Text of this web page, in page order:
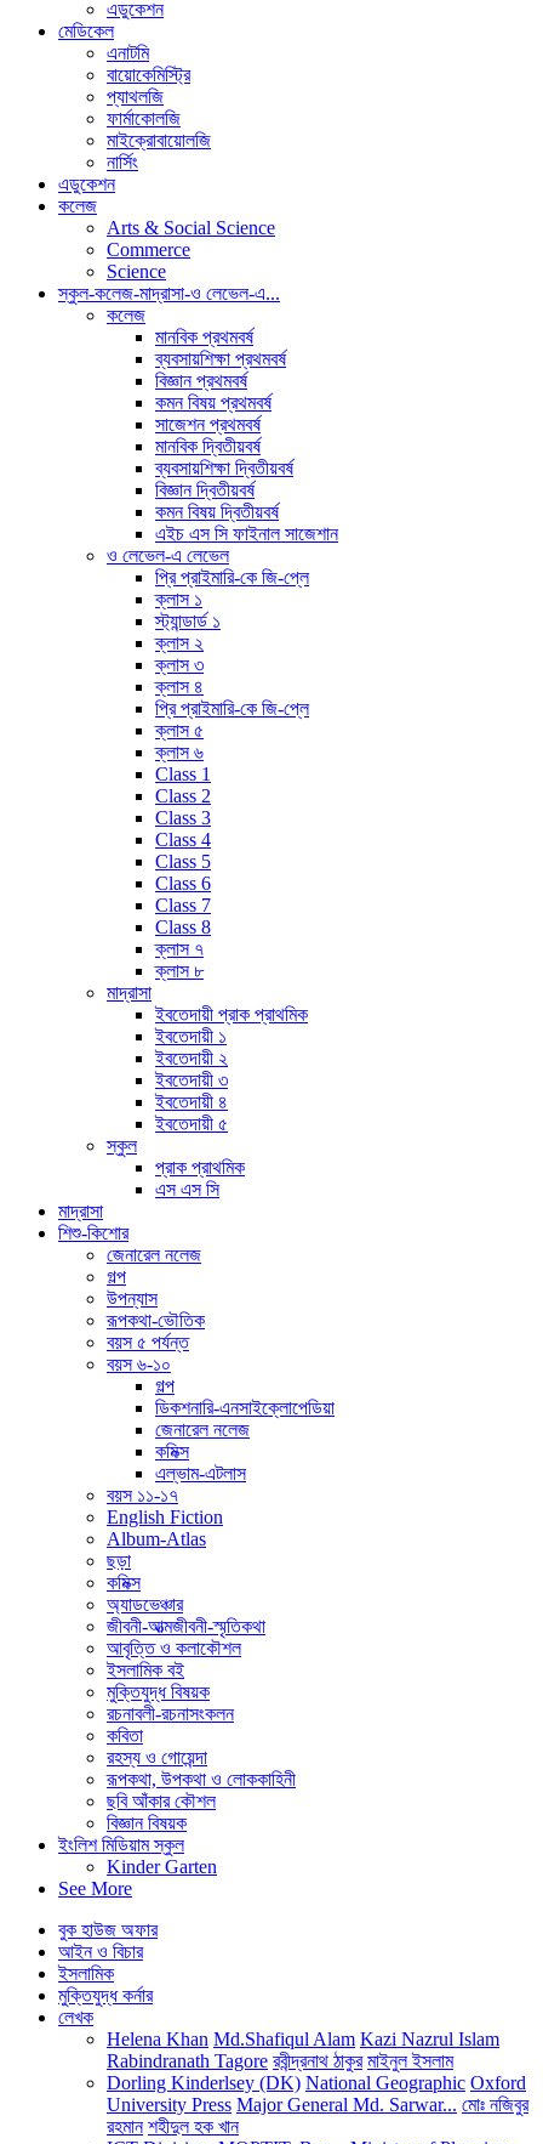
এডুকেশন
মেডিকেল
এনাটমি
বায়োকেমিস্ট্রি
প্যাথলজি
ফার্মাকোলজি
মাইক্রোবায়োলজি
নার্সিং
এডুকেশন
কলেজ
Arts & Social Science
Commerce
Science
স্কুল-কলেজ-মাদ্রাসা-ও লেভেল-এ...
কলেজ
মানবিক প্রথমবর্ষ
ব্যবসায়শিক্ষা প্রথমবর্ষ
বিজ্ঞান প্রথমবর্ষ
কমন বিষয় প্রথমবর্ষ
সাজেশন প্রথমবর্ষ
মানবিক দ্বিতীয়বর্ষ
ব্যবসায়শিক্ষা দ্বিতীয়বর্ষ
বিজ্ঞান দ্বিতীয়বর্ষ
কমন বিষয় দ্বিতীয়বর্ষ
এইচ এস সি ফাইনাল সাজেশান
ও লেভেল-এ লেভেল
প্রি প্রাইমারি-কে জি-প্লে
ক্লাস ১
স্ট্যান্ডার্ড ১
ক্লাস ২
ক্লাস ৩
ক্লাস ৪
প্রি প্রাইমারি-কে জি-প্লে
ক্লাস ৫
ক্লাস ৬
Class 1
Class 2
Class 3
Class 4
Class 5
Class 6
Class 7
Class 8
ক্লাস ৭
ক্লাস ৮
মাদ্রাসা
ইবতেদায়ী প্রাক প্রাথমিক
ইবতেদায়ী ১
ইবতেদায়ী ২
ইবতেদায়ী ৩
ইবতেদায়ী ৪
ইবতেদায়ী ৫
স্কুল
প্রাক প্রাথমিক
এস এস সি
মাদ্রাসা
শিশু-কিশোর
জেনারেল নলেজ
গল্প
উপন্যাস
রূপকথা-ভৌতিক
বয়স ৫ পর্যন্ত
বয়স ৬-১০
গল্প
ডিকশনারি-এনসাইক্লোপেডিয়া
জেনারেল নলেজ
কমিক্স
এল্ভাম-এটলাস
বয়স ১১-১৭
English Fiction
Album-Atlas
ছড়া
কমিক্স
অ্যাডভেঞ্চার
জীবনী-আত্মজীবনী-স্মৃতিকথা
আবৃত্তি ও কলাকৌশল
ইসলামিক বই
মুক্তিযুদ্ধ বিষয়ক
রচনাবলী-রচনাসংকলন
কবিতা
রহস্য ও গোয়েন্দা
রূপকথা, উপকথা ও লোককাহিনী
ছবি আঁকার কৌশল
বিজ্ঞান বিষয়ক
ইংলিশ মিডিয়াম স্কুল
Kinder Garten
See More
বুক হাউজ অফার
আইন ও বিচার
ইসলামিক
মুক্তিযুদ্ধ কর্নার
লেখক
Helena Khan Md.Shafiqul Alam Kazi Nazrul Islam
Rabindranath Tagore রবীন্দ্রনাথ ঠাকুর মাইনুল ইসলাম
Dorling Kinderlsey (DK) National Geographic Oxford
University Press Major General Md. Sarwar... মোঃ নজিবুর
রহমান শহীদুল হক খান